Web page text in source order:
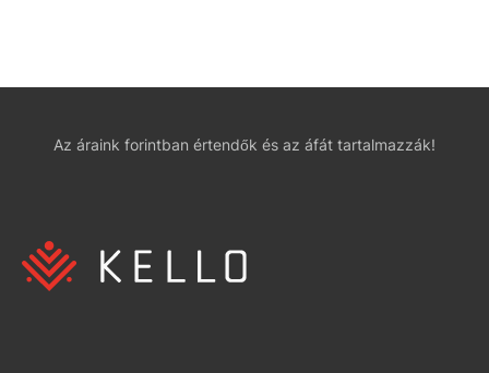
Az áraink forintban értendők és az áfát tartalmazzák!